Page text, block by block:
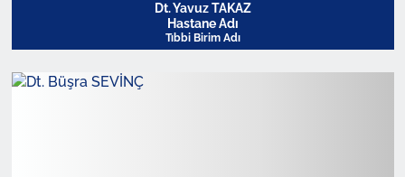
Dt. Yavuz TAKAZ
Hastane Adı
Tıbbi Birim Adı